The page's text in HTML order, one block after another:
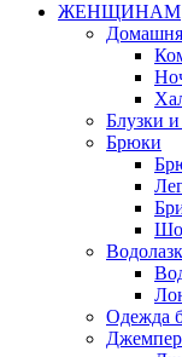
ЖЕНЩИНАМ
Блузки
Брюки
Одежда